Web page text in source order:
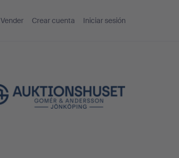
Vender Crear cuenta Iniciar sesión